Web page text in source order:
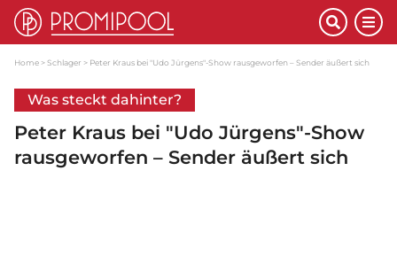
Home Schlager Peter Kraus bei "Udo Jürgens"-Show rausgeworfen – Sender äußert sich
Was steckt dahinter?
Peter Kraus bei "Udo Jürgens"-Show
rausgeworfen – Sender äußert sich